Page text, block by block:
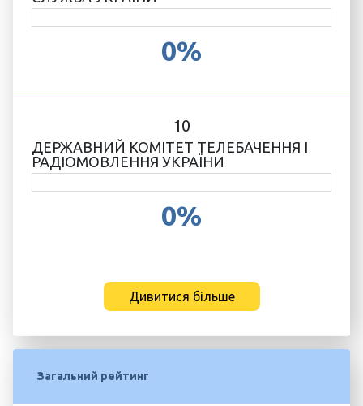
0%
10
ДЕРЖАВНИЙ КОМІТЕТ ТЕЛЕБАЧЕННЯ І
РАДІОМОВЛЕННЯ УКРАЇНИ
0%
Дивитися більше
Загальний рейтинг